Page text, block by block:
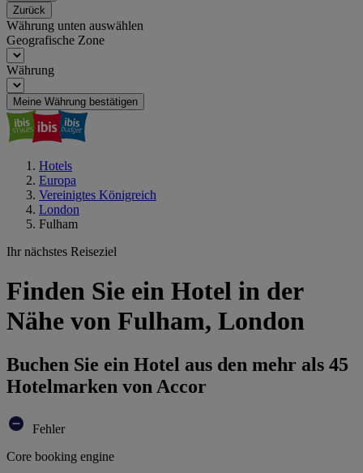
Zurück
Währung unten auswählen
Geografische Zone
Währung
Meine Währung bestätigen
Hotels
Europa
Vereinigtes Königreich
London
Fulham
Ihr nächstes Reiseziel
Finden Sie ein Hotel in der
Nähe von Fulham, London
Buchen Sie ein Hotel aus den mehr als 45
Hotelmarken von Accor
Fehler
Core booking engine